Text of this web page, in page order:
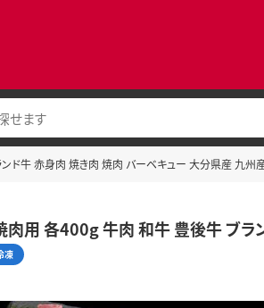
ド牛 赤身肉 焼き肉 焼肉 バーベキュー 大分県産 九
肉用 各400g 牛肉 和牛 豊後牛 ブ
凍